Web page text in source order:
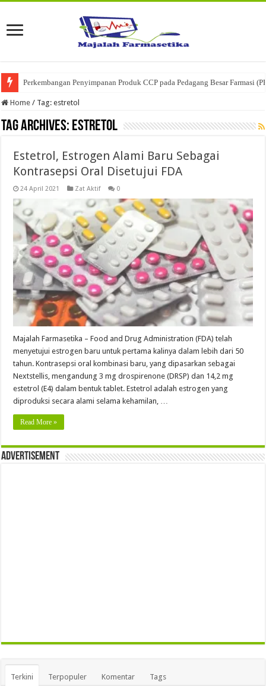
Perkembangan Penyimpanan Produk CCP pada Pedagang Besar Farmasi
Home / Tag:estretol
Tag Archives: estretol
Estetrol, Estrogen Alami Baru Sebagai
Kontrasepsi Oral Disetujui FDA
24 April 2021 Zat Aktif 0
Majalah Farmasetika – Food and Drug Administration (FDA) telah
menyetujui estrogen baru untuk pertama kalinya dalam lebih dari 50
tahun. Kontrasepsi oral kombinasi baru, yang dipasarkan sebagai
Nextstellis, mengandung 3 mg drospirenone (DRSP) dan 14,2 mg
estetrol (E4) dalam bentuk tablet. Estetrol adalah estrogen yang
diproduksi secara alami selama kehamilan, …
Read More »
Advertisement
Terkini Terpopuler Komentar Tags